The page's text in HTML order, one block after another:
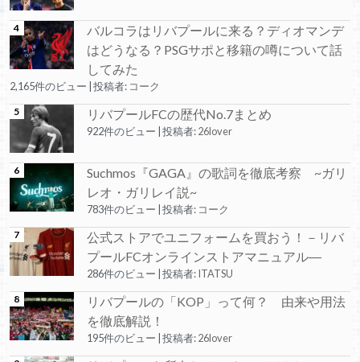
バルコラはリバプールに来る？ディオマンデ
はどうなる？PSGサポと移籍の噂について話
してみた
2,165件のビュー 投稿者: コーク
リバプールFCの歴代No.7まとめ
922件のビュー 投稿者:26lover
Suchmos『GAGA』の歌詞を徹底考察 ~ガリ
レオ・ガリレイ説~
783件のビュー 投稿者: コーク
公式ストアでユニフォームを買おう！－リバ
プールFCオンラインストアマニュアル―
286件のビュー 投稿者:ITATSU
リバプールの「KOP」って何？ 由来や用法
を徹底解説！
195件のビュー 投稿者:26lover